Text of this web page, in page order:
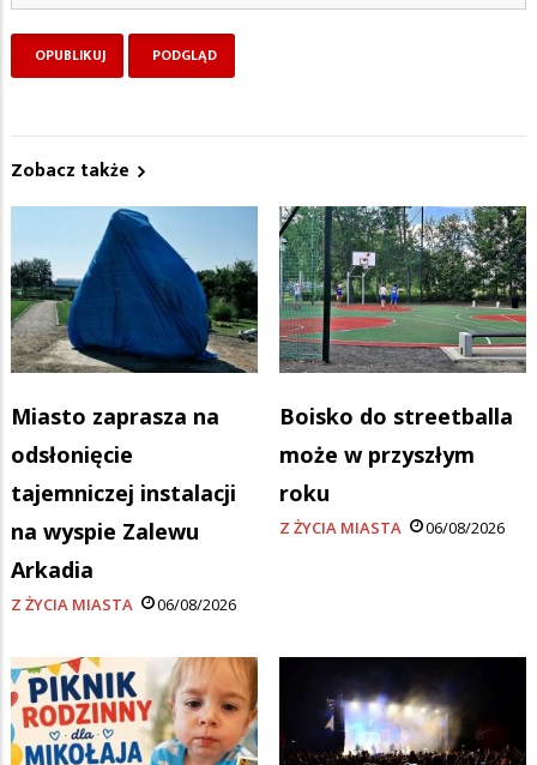
Zobacz także
Miasto zaprasza na
odsłonięcie
tajemniczej instalacji
na wyspie Zalewu
Arkadia
Z ŻYCIA MIASTA 06/08/2026
Boisko do streetballa
może w przyszłym
roku
Z ŻYCIA MIASTA 06/08/2026